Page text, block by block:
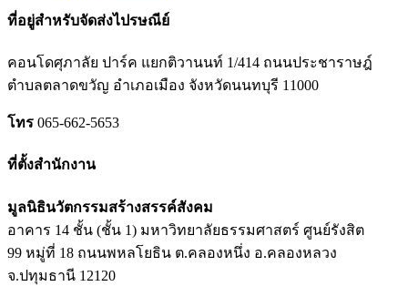
ที่อยู่สำหรับจัดส่งไปรษณีย์
คอนโดศุภาลัย ปาร์ค แยกติวานนท์ 1/414 ถนนประชาราษฎ์
ตำบลตลาดขวัญ อำเภอเมือง จังหวัดนนทบุรี 11000
โทร 065-662-5653
ที่ตั้งสำนักงาน
มูลนิธินวัตกรรมสร้างสรรค์สังคม
อาคาร 14 ชั้น (ชั้น 1) มหาวิทยาลัยธรรมศาสตร์ ศูนย์รังสิต
99 หมู่ที่ 18 ถนนพหลโยธิน ต.คลองหนึ่ง อ.คลองหลวง
จ.ปทุมธานี 12120